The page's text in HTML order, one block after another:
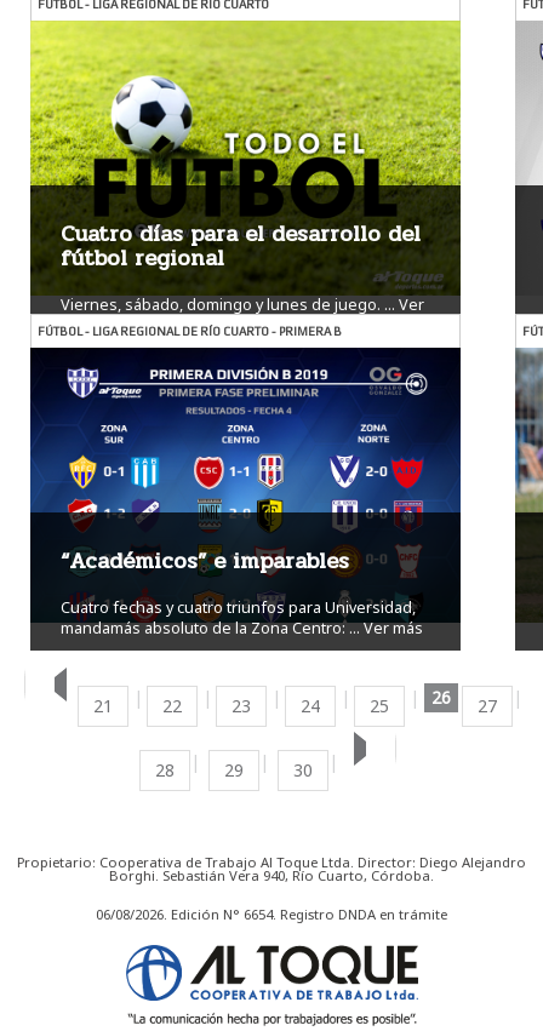
FÚTBOL - LIGA REGIONAL DE RÍO CUARTO
Cuatro días para el desarrollo del
fútbol regional
Viernes, sábado, domingo y lunes de juego. ... Ver
más
FÚTBOL - LIGA REGIONAL DE RÍO CUARTO - PRIMERA B
“Académicos” e imparables
Cuatro fechas y cuatro triunfos para Universidad,
mandamás absoluto de la Zona Centro: ...Ver más
21 22 23 24 25 26 27
28 29 30
Propietario: Cooperativa de Trabajo Al Toque Ltda. Director: Diego Alejandro
Borghi. Sebastián Vera 940, Río Cuarto, Córdoba.
06/08/2026. Edición N° 6654. Registro DNDA en trámite